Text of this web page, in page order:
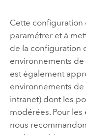
Cette configuration
paramétrer et à
de la configuration
environnements
est également
environnements
intranet) dont les
modérées. Pour
nous